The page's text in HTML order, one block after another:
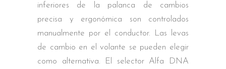
inferiores de la palanca de cambios
precisa y ergonómica son controlados
manualmente por el conductor. Las levas
de cambio en el volante se pueden elegir
como alternativa. El selector Alfa DNA